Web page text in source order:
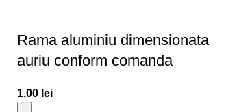
Rama aluminiu dimensionata
auriu conform comanda
1,00 lei